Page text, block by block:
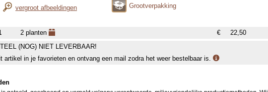
vergroot afbeeldingen Grootverpakking
2 planten €
22,50
(NOG) NIET LEVERBAAR!
artikel in je favorieten en ontvang een mail zodra het weer bestelbaar is.